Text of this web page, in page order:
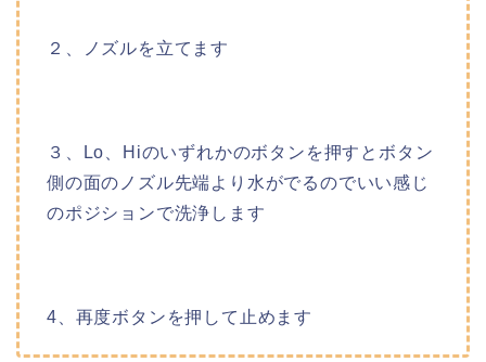
２、ノズルを立てます
３、Lo、Hiのいずれかのボタンを押すとボタン
側の面のノズル先端より水がでるのでいい感じ
のポジションで洗浄します
4、再度ボタンを押して止めます